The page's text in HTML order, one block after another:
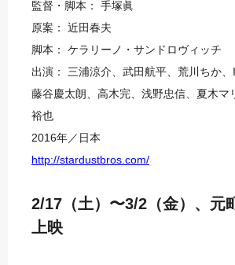
監督・脚本： 手塚眞
原案： 近田春夫
脚本： ケラリーノ・サンドロヴィッチ
出演： 三浦涼介、武田航平、荒川ちか、
藤谷慶太朗、高木完、浅野忠信、夏木マ
裕也
2016年／日本
http://stardustbros.com/
2/17（土）〜3/2（金）、元
上映